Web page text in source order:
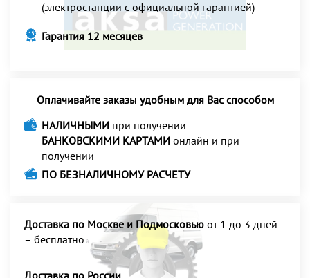
(электростанции с официальной гарантией)
Гарантия 12 месяцев
Оплачивайте заказы удобным для Вас способом
НАЛИЧНЫМИ при получении
БАНКОВСКИМИ КАРТАМИ онлайн и при
получении
ПО БЕЗНАЛИЧНОМУ РАСЧЕТУ
Доставка по Москве и Подмосковью от 1 до 3 дней
– бесплатно
Доставка по России